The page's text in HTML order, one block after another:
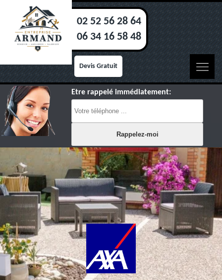
02 52 56 28 64
06 34 16 58 48
Devis Gratuit
Etre rappelé immédiatement: